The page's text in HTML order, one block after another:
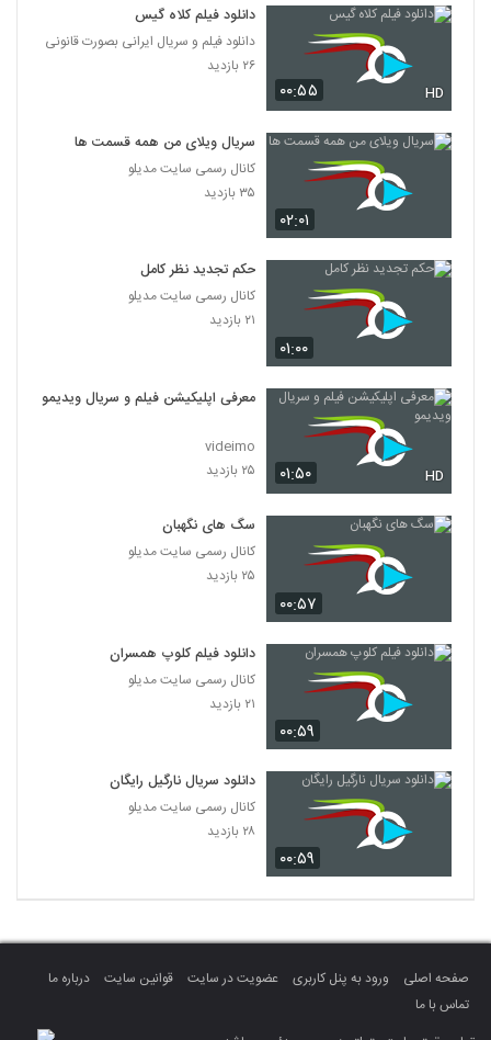
۰۰:۵۵ HD
دانلود فیلم کلاه گیس
دانلود فیلم و سریال ایرانی بصورت قانونی
۲۶ بازدید
۰۲:۰۱
سریال ویلای من همه قسمت ها
کانال رسمی سایت مدیلو
۳۵ بازدید
۰۱:۰۰
حکم تجدید نظر کامل
کانال رسمی سایت مدیلو
۲۱ بازدید
۰۱:۵۰ HD
معرفی اپلیکیشن فیلم و سریال ویدیمو
videimo
۲۵ بازدید
۰۰:۵۷
سگ های نگهبان
کانال رسمی سایت مدیلو
۲۵ بازدید
۰۰:۵۹
دانلود فیلم کلوپ همسران
کانال رسمی سایت مدیلو
۲۱ بازدید
۰۰:۵۹
دانلود سریال نارگیل رایگان
کانال رسمی سایت مدیلو
۲۸ بازدید
صفحه اصلی ورود به پنل کاربری عضویت در سایت قوانین سایت
درباره ما
تماس با ما